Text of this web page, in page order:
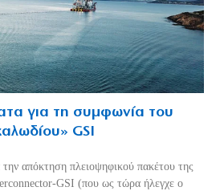
για τη συμφωνία του
GSI
απόκτηση πλειοψηφικού πακέτου της
GSI (που ως τώρα ήλεγχε ο